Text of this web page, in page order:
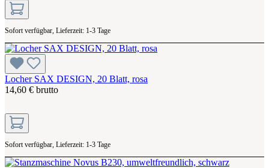
Sofort verfügbar, Lieferzeit: 1-3 Tage
Locher SAX DESIGN, 20 Blatt, rosa
14,60 € brutto
Sofort verfügbar, Lieferzeit: 1-3 Tage